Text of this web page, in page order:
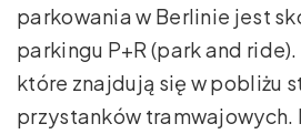
parkowania w Berlinie jest
parkingu P+R (park and
które znajdują się w pobliżu
przystanków tramwajowych.